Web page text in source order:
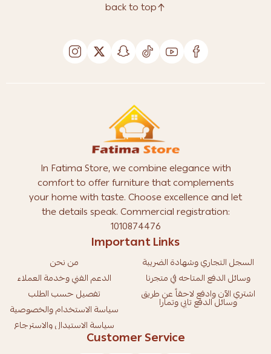
back to top
In Fatima Store, we combine elegance with
comfort to offer furniture that complements
your home with taste. Choose excellence and let
the details speak. Commercial registration:
1010874476
Important Links
من نحن
الدعم الفني وخدمة العملاء
تفصيل حسب الطلب
سياسة الاستخدام والخصوصية
سياسة الاستبدال والاسترجاع
السجل التجاري وشهادة الضريبة
وسائل الدفع المتاحه في متجرنا
اشتري الآن وادفع لاحقاً عن طريق
وسائل الدفع تابي وتمارا
Customer Service